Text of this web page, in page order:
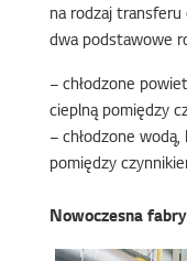
na rodzaj
dwa podstawowe
– chłodzone
cieplną pomiędzy
– chłodzone
pomiędzy
Nowoczesna